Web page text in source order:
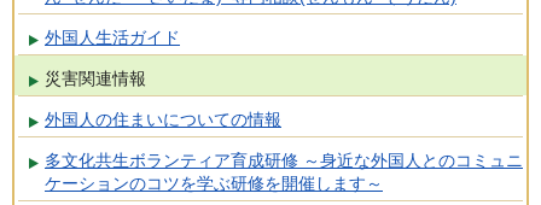
外国人生活ガイド
災害関連情報
外国人の住まいについての情報
多文化共生ボランティア育成研修 ～身近な外国人とのコミュニ
ケーションのコツを学ぶ研修を開催します～